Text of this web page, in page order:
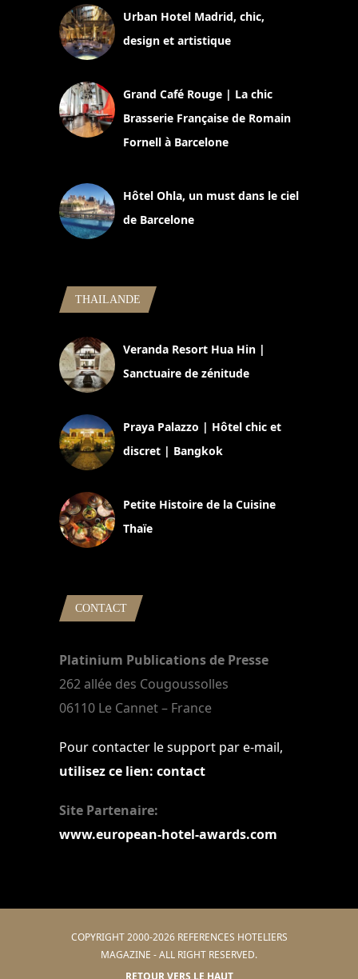
Urban Hotel Madrid, chic,
design et artistique
Grand Café Rouge | La chic
Brasserie Française de Romain
Fornell à Barcelone
Hôtel Ohla, un must dans le ciel
de Barcelone
THAILANDE
Veranda Resort Hua Hin |
Sanctuaire de zénitude
Praya Palazzo | Hôtel chic et
discret | Bangkok
Petite Histoire de la Cuisine
Thaïe
CONTACT
Platinium Publications de Presse
262 allée des Cougoussolles
06110 Le Cannet – France
Pour contacter le support par e-mail,
utilisez ce lien: contact
Site Partenaire:
www.european-hotel-awards.com
COPYRIGHT 2000-2026 REFERENCES HOTELIERS
MAGAZINE - ALL RIGHT RESERVED.
RETOUR VERS LE HAUT